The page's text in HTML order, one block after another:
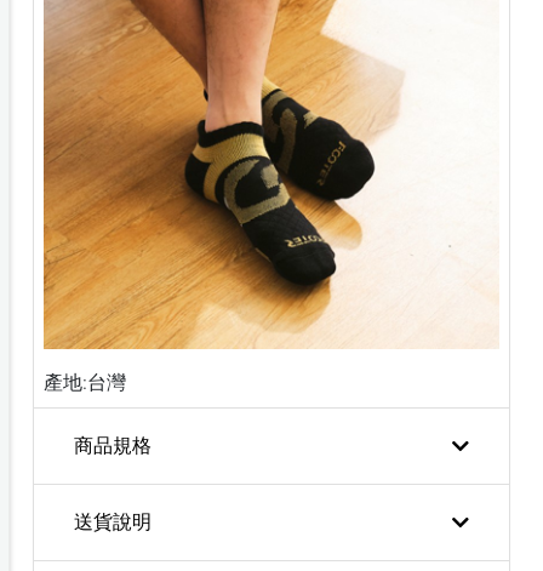
產地:台灣
商品規格
送貨說明